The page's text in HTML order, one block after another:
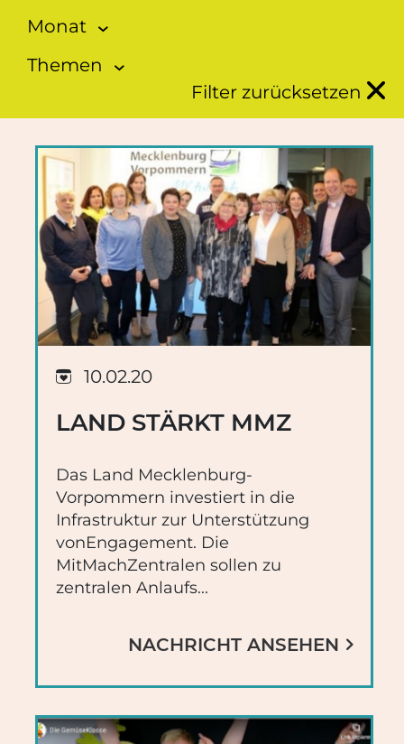
Monat
Themen
Filter zurücksetzen
10.02.20
LAND STÄRKT MMZ
Das Land Mecklenburg-
Vorpommern investiert in die
Infrastruktur zur Unterstützung
vonEngagement. Die
MitMachZentralen sollen zu
zentralen Anlaufs...
NACHRICHT ANSEHEN